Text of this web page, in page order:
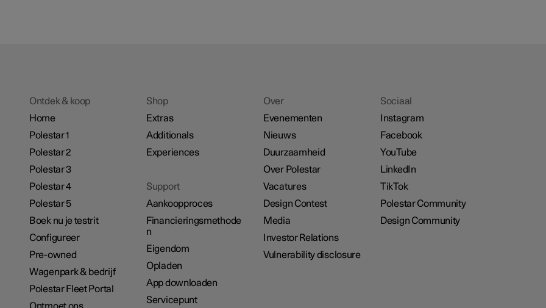
Ontdek & koop
Home
Polestar 1
Polestar 2
Polestar 3
Polestar 4
Polestar 5
Boek nu je testrit
Configureer
Pre-owned
Wagenpark & bedrijf
Polestar Fleet Portal
Shop
Extras
Additionals
Experiences
Support
Aankoopproces
Financieringsmethode
n
Eigendom
Opladen
App downloaden
Servicepunt
Over
Evenementen
Nieuws
Duurzaamheid
Over Polestar
Vacatures
Design Contest
Media
Investor Relations
Vulnerability disclosure
Sociaal
Instagram
Facebook
YouTube
LinkedIn
TikTok
Polestar Community
Design Community